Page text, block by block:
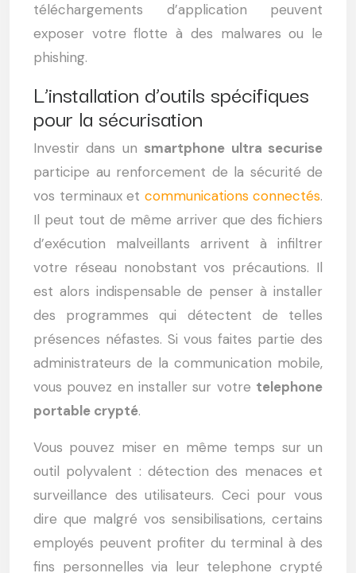
téléchargements d’application peuvent
exposer votre flotte à des malwares ou le
phishing.
L’installation d’outils spécifiques
pour la sécurisation
Investir dans un smartphone ultra securise
participe au renforcement de la sécurité de
vos terminaux et communications connectés.
Il peut tout de même arriver que des fichiers
d’exécution malveillants arrivent à infiltrer
votre réseau nonobstant vos précautions. Il
est alors indispensable de penser à installer
des programmes qui détectent de telles
présences néfastes. Si vous faites partie des
administrateurs de la communication mobile,
vous pouvez en installer sur votre telephone
portable crypté.
Vous pouvez miser en même temps sur un
outil polyvalent : détection des menaces et
surveillance des utilisateurs. Ceci pour vous
dire que malgré vos sensibilisations, certains
employés peuvent profiter du terminal à des
fins personnelles via leur telephone crypté